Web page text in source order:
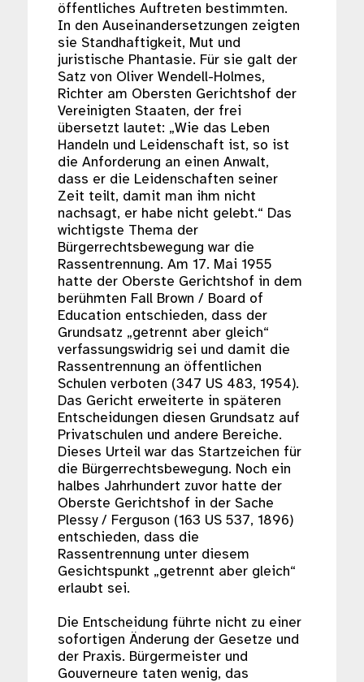
öffentliches Auftreten bestimmten.
In den Auseinandersetzungen zeigten
sie Standhaftigkeit, Mut und
juristische Phantasie. Für sie galt der
Satz von Oliver Wendell-Holmes,
Richter am Obersten Gerichtshof der
Vereinigten Staaten, der frei
übersetzt lautet: „Wie das Leben
Handeln und Leidenschaft ist, so ist
die Anforderung an einen Anwalt,
dass er die Leidenschaften seiner
Zeit teilt, damit man ihm nicht
nachsagt, er habe nicht gelebt.“ Das
wichtigste Thema der
Bürgerrechtsbewegung war die
Rassentrennung. Am 17. Mai 1955
hatte der Oberste Gerichtshof in dem
berühmten Fall Brown / Board of
Education entschieden, dass der
Grundsatz „getrennt aber gleich“
verfassungswidrig sei und damit die
Rassentrennung an öffentlichen
Schulen verboten (347 US 483, 1954).
Das Gericht erweiterte in späteren
Entscheidungen diesen Grundsatz auf
Privatschulen und andere Bereiche.
Dieses Urteil war das Startzeichen für
die Bürgerrechtsbewegung. Noch ein
halbes Jahrhundert zuvor hatte der
Oberste Gerichtshof in der Sache
Plessy / Ferguson (163 US 537, 1896)
entschieden, dass die
Rassentrennung unter diesem
Gesichtspunkt „getrennt aber gleich“
erlaubt sei.
Die Entscheidung führte nicht zu einer
sofortigen Änderung der Gesetze und
der Praxis. Bürgermeister und
Gouverneure taten wenig, das